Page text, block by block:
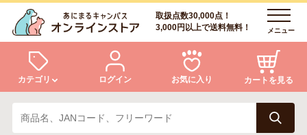
取扱点数30,000点！
3,000円以上で送料無料！
メニュー
カテゴリ
犬 猫
ログイン お気に入り カートを見る